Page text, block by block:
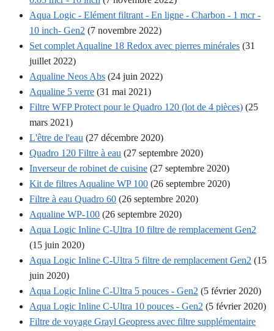
Aqua Logic - Elément filtrant - En ligne - Charbon - 1 mcr -
10 inch- Gen2 (7 novembre 2022)
Set complet Aqualine 18 Redox avec pierres minérales (31
juillet 2022)
Aqualine Neos Abs (24 juin 2022)
Aqualine 5 verre (31 mai 2021)
Filtre WFP Protect pour le Quadro 120 (lot de 4 pièces) (25
mars 2021)
L'être de l'eau (27 décembre 2020)
Quadro 120 Filtre à eau (27 septembre 2020)
Inverseur de robinet de cuisine (27 septembre 2020)
Kit de filtres Aqualine WP 100 (26 septembre 2020)
Filtre à eau Quadro 60 (26 septembre 2020)
Aqualine WP-100 (26 septembre 2020)
Aqua Logic Inline C-Ultra 10 filtre de remplacement Gen2
(15 juin 2020)
Aqua Logic Inline C-Ultra 5 filtre de remplacement Gen2 (15
juin 2020)
Aqua Logic Inline C-Ultra 5 pouces - Gen2 (5 février 2020)
Aqua Logic Inline C-Ultra 10 pouces - Gen2 (5 février 2020)
Filtre de voyage Grayl Geopress avec filtre supplémentaire